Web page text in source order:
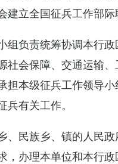
立全国征兵工作部
组负责统筹协调本行
社会保障、交通运输
担本级征兵工作领导
有关工作。
、民族乡、镇的人民
，办理本单位和本行